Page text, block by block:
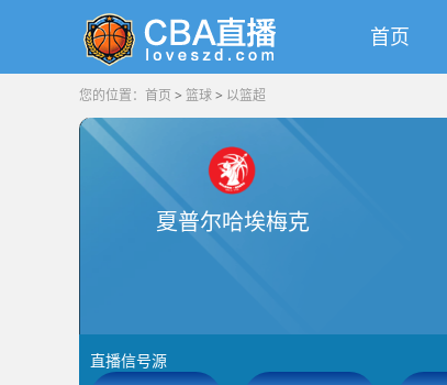
首页
您的位置： 首页 > 篮球> 以篮超
夏普尔哈埃梅克
直播信号源